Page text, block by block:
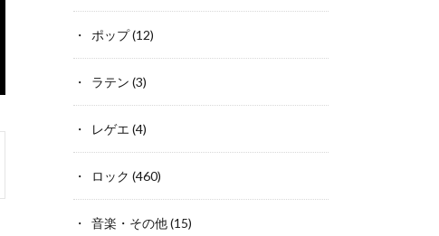
ポップ(12)
ラテン (3)
レゲエ (4)
ロック (460)
音楽・その他(15)